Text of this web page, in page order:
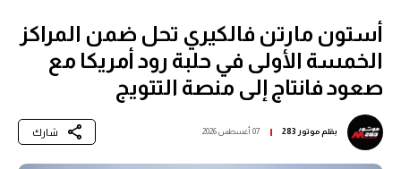
أستون مارتن فالكيري تحل ضمن المراكز
الخمسة الأولى في حلبة رود أمريكا مع
صعود فانتاج إلى منصة التتويج
بقلمموتور 283 07 أغسطس 2026 شارك